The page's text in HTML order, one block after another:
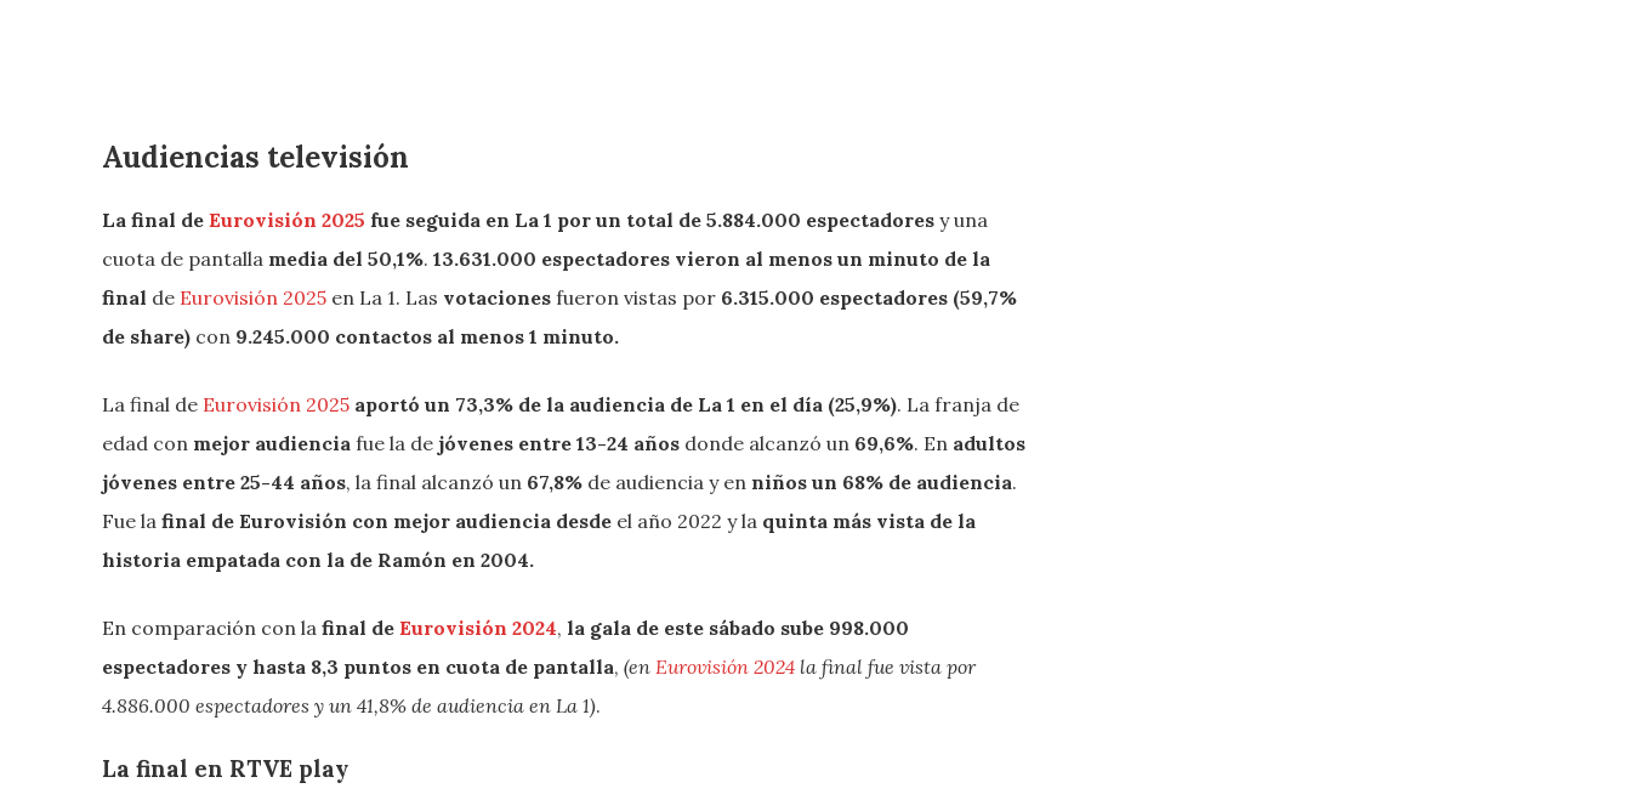
Audiencias televisión
La final de Eurovisión 2025 fue seguida en La 1 por un total de 5.884.000 espectadores y una
cuota de pantalla media del 50,1%. 13.631.000 espectadores vieron al menos un minuto de la
final de Eurovisión 2025 en La 1. Las votaciones fueron vistas por 6.315.000 espectadores (59,7%
de share) con 9.245.000 contactos al menos 1 minuto.
La final de Eurovisión 2025 aportó un 73,3% de la audiencia de La 1 en el día (25,9%). La franja de
edad con mejor audiencia fue la de jóvenes entre 13-24 años donde alcanzó un 69,6%. En adultos
jóvenes entre 25-44 años, la final alcanzó un 67,8% de audiencia y en niños un 68% de audiencia.
Fue la final de Eurovisión con mejor audiencia desde el año 2022 y la quinta más vista de la
historia empatada con la de Ramón en 2004.
En comparación con la final de Eurovisión 2024, la gala de este sábado sube 998.000
espectadores y hasta 8,3 puntos en cuota de pantalla, (en Eurovisión 2024 la final fue vista por
4.886.000 espectadores y un 41,8% de audiencia en La 1).
La final en RTVE play